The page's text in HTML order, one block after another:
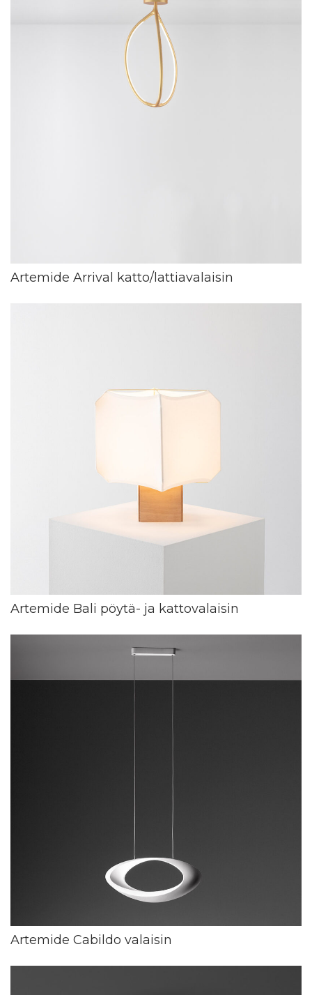
Artemide Arrival katto/lattiavalaisin
Artemide Bali pöytä- ja kattovalaisin
Artemide Cabildo valaisin